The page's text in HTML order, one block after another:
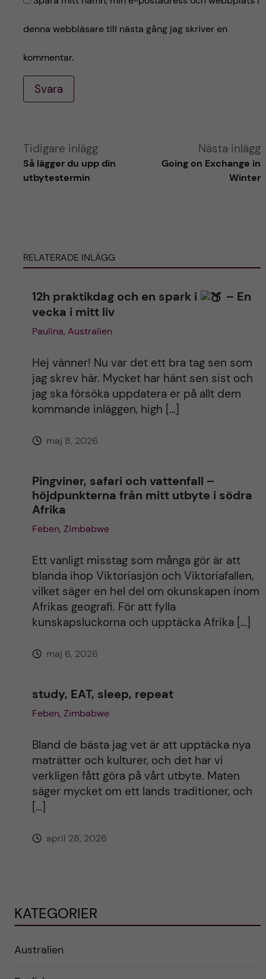
denna webbläsare till nästa gång jag skriver en
kommentar.
Svara
A
r
Tidigare inlägg
Så lägger du upp din
utbytestermin
Nästa inlägg
Going on Exchange in
Winter
RELATERADE INLÄGG
12h praktikdag och en spark i
– En
vecka i mitt liv
Paulina, Australien
Hej vänner! Nu var det ett bra tag sen som
jag skrev här. Mycket har hänt sen sist och
jag ska försöka uppdatera er på allt dem
kommande inläggen, high […]
maj 8, 2026
Pingviner, safari och vattenfall –
höjdpunkterna från mitt utbyte i södra
Afrika
Feben, Zimbabwe
Ett vanligt misstag som många gör är att
blanda ihop Viktoriasjön och Viktoriafallen,
vilket säger en hel del om okunskapen inom
Afrikas geografi. För att fylla
kunskapsluckorna och upptäcka Afrika […]
maj 6, 2026
study, EAT, sleep, repeat
Feben, Zimbabwe
Bland de bästa jag vet är att upptäcka nya
maträtter och kulturer, och det har vi
verkligen fått göra på vårt utbyte. Maten
säger mycket om ett lands traditioner, och
[…]
april 28, 2026
KATEGORIER
Australien